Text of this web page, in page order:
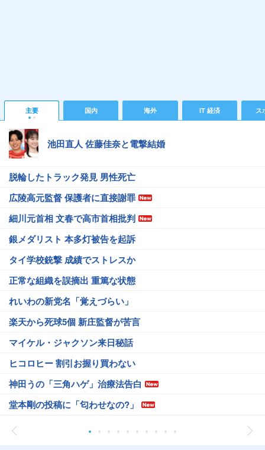
主要 国内 海外 IT 経済 ス
池田直人 佐藤佳奈と電撃結婚
脱輪したトラック発見 男性死亡
広陵高元監督 保護者に直接謝罪
細川元首相 文春で高市首相批判
銀メダリスト 本多灯被告を起訴
タイ学校銃撃 成績でストレスか
正常な組織を誤摘出 重篤な状態
れいわの新党名「覚えづらい」
楽天から死球5個 新庄監督が苦言
マイケル・ジャクソン来日秘話
ヒコロヒー 割引お握り買わない
神田うの「三角ハゲ」治療法告白
堂本剛の投稿に「匂わせなの?」